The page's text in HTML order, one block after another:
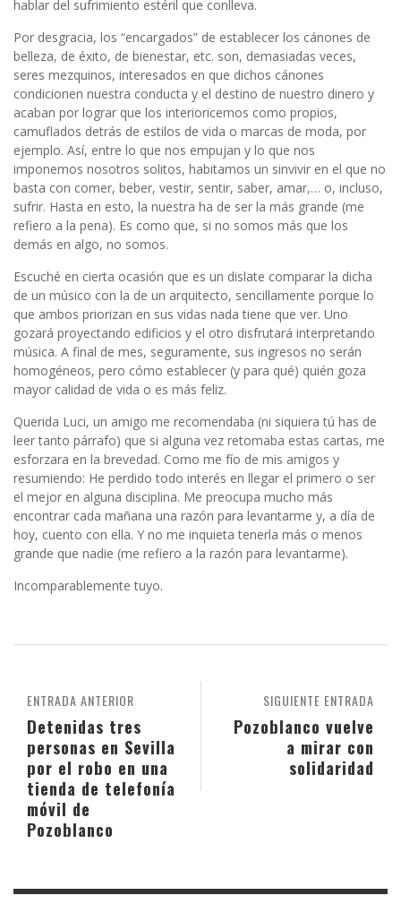
hablar del sufrimiento estéril que conlleva.
Por desgracia, los “encargados” de establecer los cánones de
belleza, de éxito, de bienestar, etc. son, demasiadas veces,
seres mezquinos, interesados en que dichos cánones
condicionen nuestra conducta y el destino de nuestro dinero y
acaban por lograr que los interioricemos como propios,
camuflados detrás de estilos de vida o marcas de moda, por
ejemplo. Así, entre lo que nos empujan y lo que nos
imponemos nosotros solitos, habitamos un sinvivir en el que no
basta con comer, beber, vestir, sentir, saber, amar,… o, incluso,
sufrir. Hasta en esto, la nuestra ha de ser la más grande (me
refiero a la pena). Es como que, si no somos más que los
demás en algo, no somos.
Escuché en cierta ocasión que es un dislate comparar la dicha
de un músico con la de un arquitecto, sencillamente porque lo
que ambos priorizan en sus vidas nada tiene que ver. Uno
gozará proyectando edificios y el otro disfrutará interpretando
música. A final de mes, seguramente, sus ingresos no serán
homogéneos, pero cómo establecer (y para qué) quién goza
mayor calidad de vida o es más feliz.
Querida Luci, un amigo me recomendaba (ni siquiera tú has de
leer tanto párrafo) que si alguna vez retomaba estas cartas, me
esforzara en la brevedad. Como me fío de mis amigos y
resumiendo: He perdido todo interés en llegar el primero o ser
el mejor en alguna disciplina. Me preocupa mucho más
encontrar cada mañana una razón para levantarme y, a día de
hoy, cuento con ella. Y no me inquieta tenerla más o menos
grande que nadie (me refiero a la razón para levantarme).
Incomparablemente tuyo.
SIGUIENTE ENTRADA
Pozoblanco vuelve
a mirar con
solidaridad
ENTRADA ANTERIOR
Detenidas tres
personas en Sevilla
por el robo en una
tienda de telefonía
móvil de
Pozoblanco